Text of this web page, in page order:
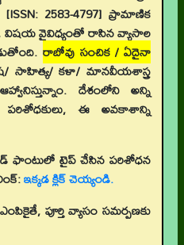
[ISSN: 2583-4797] ప్రామాణిక
విషయ వైవిధ్యంతో రాసిన వ్యాసాల
రాబోవు సంచిక / ఏదైనా
సాహిత్య/ కళా/ మానవీయశాస్త్ర
దేశంలోని అన్ని
పరిశోధకులు, ఈ అవకాశాన్ని
ఫాంటులో టైప్ చేసిన పరిశోధన
ఇక్కడ క్లిక్ చెయ్యండి.
పూర్తి వ్యాసం సమర్పణకు